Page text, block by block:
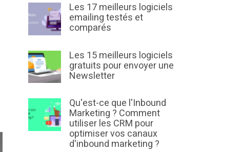
Les 17 meilleurs logiciels
emailing testés et
comparés
Les 15 meilleurs logiciels
gratuits pour envoyer une
Newsletter
Qu'est-ce que l'Inbound
Marketing ? Comment
utiliser les CRM pour
optimiser vos canaux
d'inbound marketing ?